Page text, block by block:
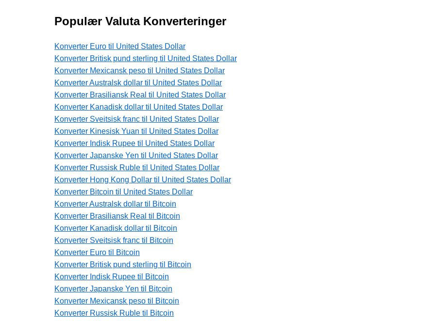
Populær Valuta Konverteringer
Konverter Euro til United States Dollar
Konverter Britisk pund sterling til United States Dollar
Konverter Mexicansk peso til United States Dollar
Konverter Australsk dollar til United States Dollar
Konverter Brasiliansk Real til United States Dollar
Konverter Kanadisk dollar til United States Dollar
Konverter Sveitsisk franc til United States Dollar
Konverter Kinesisk Yuan til United States Dollar
Konverter Indisk Rupee til United States Dollar
Konverter Japanske Yen til United States Dollar
Konverter Russisk Ruble til United States Dollar
Konverter Hong Kong Dollar til United States Dollar
Konverter Bitcoin til United States Dollar
Konverter Australsk dollar til Bitcoin
Konverter Brasiliansk Real til Bitcoin
Konverter Kanadisk dollar til Bitcoin
Konverter Sveitsisk franc til Bitcoin
Konverter Euro til Bitcoin
Konverter Britisk pund sterling til Bitcoin
Konverter Indisk Rupee til Bitcoin
Konverter Japanske Yen til Bitcoin
Konverter Mexicansk peso til Bitcoin
Konverter Russisk Ruble til Bitcoin